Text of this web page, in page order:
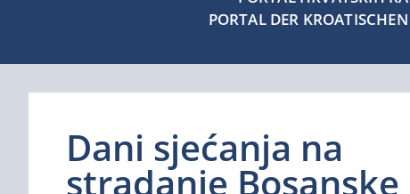
PORTAL DER
Dani sjećanja na
stradanje Bosanske